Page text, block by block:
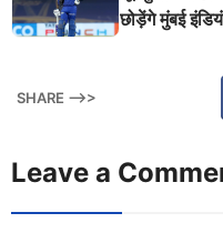
छोड़ेंगे मुंबई
SHARE -->>
Leave a